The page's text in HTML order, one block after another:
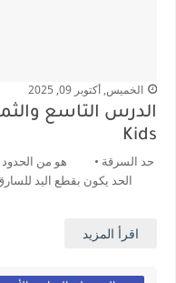
الخميس, أكتوبر 09, 2025
Kids
حد السرقة • هو من الحدود
الحد يكون بقطع اليد
اقرأ المزيد